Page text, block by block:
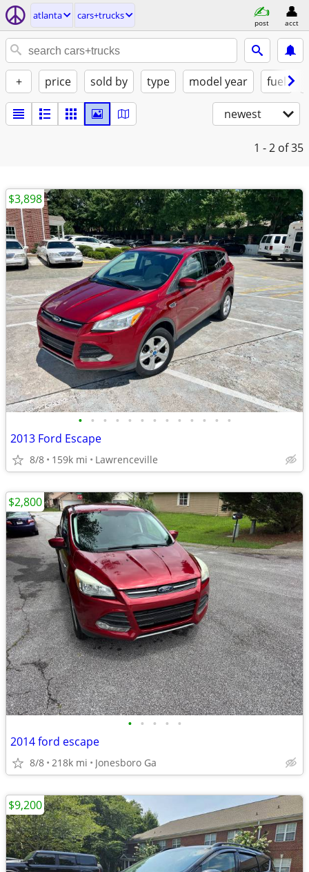
atlanta cars+trucks
post acct
+ price sold by type model year fuel
newest
1 - 2 of 35
• • • • • • • • • • • • •
2013 Ford Escape
8/8 159k mi Lawrenceville
$3,898
• • • • •
2014 ford escape
8/8 218k mi Jonesboro Ga
$2,800
$9,200